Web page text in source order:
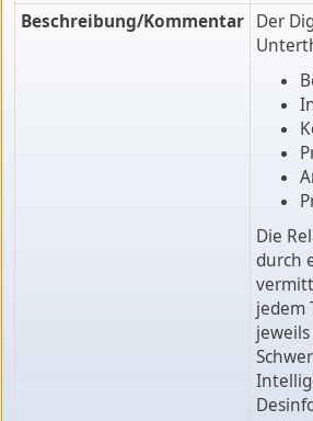
Beschreibung/Kommentar Der
Die
durch
jedem